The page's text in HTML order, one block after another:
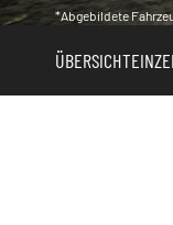
*Abgebildete
ÜBERSICHT